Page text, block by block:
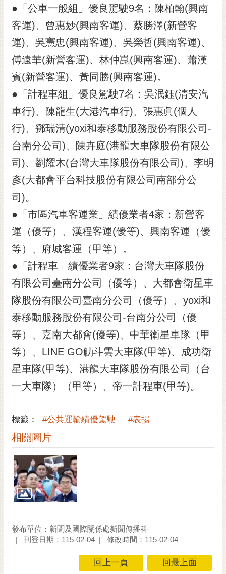
●「公車一般組」優良駕駛9名：陳柏翰(興南
客運)、曾惠妙(興南客運)、蔡勝澤(新營客
運)、吳憲忠(興南客運)、吳榮哲(興南客運)、
傅遠華(新營客運)、林仲崑(興南客運)、蕭漢
賓(新營客運)、黃同勝(興南客運)。
●「計程車組」優良駕駛7名：吳泯鈺(清安汽
車行)、陳龍生(大港汽車行)、張惠眞(個人
行)、鄧瑞清(yoxi和泰移動服務股份有限公司-
台南分公司)、陳卉庭(港龍大車隊股份有限公
司)、劉耀木(台灣大車隊股份有限公司)、李明
彥(大都會平台科技股份有限公司南部分公
司)。
●「市區汽車客運業」績優業者4家：新營客
運（優等）、漢程客運(優等)、興南客運（優
等）、府城客運（甲等）。
●「計程車」績優業者9家：台灣大車隊股份
有限公司臺南分公司（優等）、大都會衛星車
隊股份有限公司臺南分公司（優等）、yoxi和
泰移動服務股份有限公司-台南分公司（優
等）、嘉南大都會(優等)、中華衛星車隊（甲
等）、LINE GO觔斗雲大車隊(甲等)、成功衛
星車隊(甲等)、港龍大車隊股份有限公司（台
一大車隊）（甲等）、帝一計程車(甲等)。
標籤： #公共運輸績優駕駛 #表揚
相關圖片
發布單位：新聞及國際關係處新聞傳播科
刊登日期：115-02-04
修改時間：115-02-04
回上一頁 回最上面